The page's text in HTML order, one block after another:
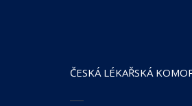
ČESKÁ LÉKAŘSKÁ